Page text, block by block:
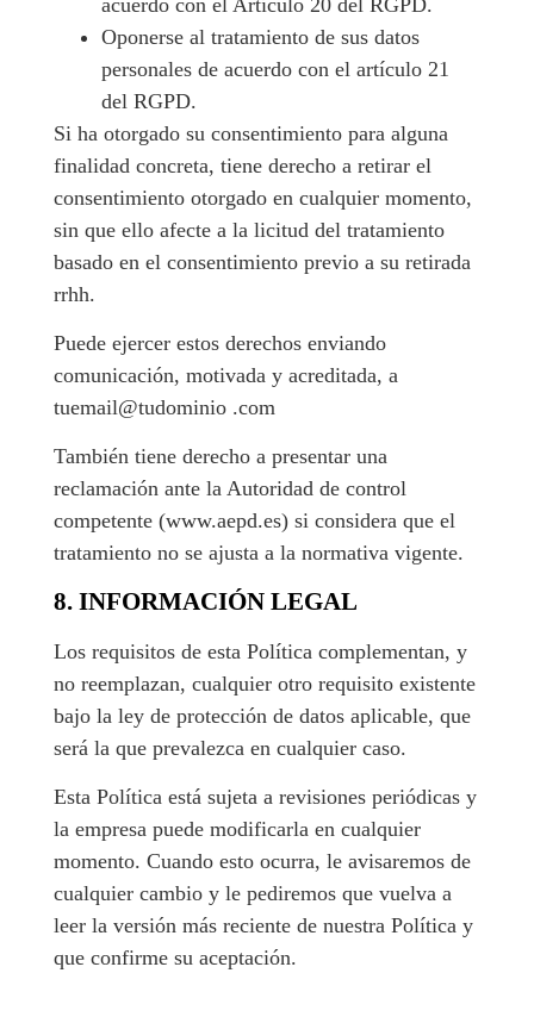
Oponerse al tratamiento de sus datos
personales de acuerdo con el artículo 21
del RGPD.
Si ha otorgado su consentimiento para alguna
finalidad concreta, tiene derecho a retirar el
consentimiento otorgado en cualquier momento,
sin que ello afecte a la licitud del tratamiento
basado en el consentimiento previo a su retirada
rrhh.
Puede ejercer estos derechos enviando
comunicación, motivada y acreditada, a
tuemail@tudominio .com
También tiene derecho a presentar una
reclamación ante la Autoridad de control
competente (www.aepd.es) si considera que el
tratamiento no se ajusta a la normativa vigente.
8. INFORMACIÓN LEGAL
Los requisitos de esta Política complementan, y
no reemplazan, cualquier otro requisito existente
bajo la ley de protección de datos aplicable, que
será la que prevalezca en cualquier caso.
Esta Política está sujeta a revisiones periódicas y
la empresa puede modificarla en cualquier
momento. Cuando esto ocurra, le avisaremos de
cualquier cambio y le pediremos que vuelva a
leer la versión más reciente de nuestra Política y
que confirme su aceptación.